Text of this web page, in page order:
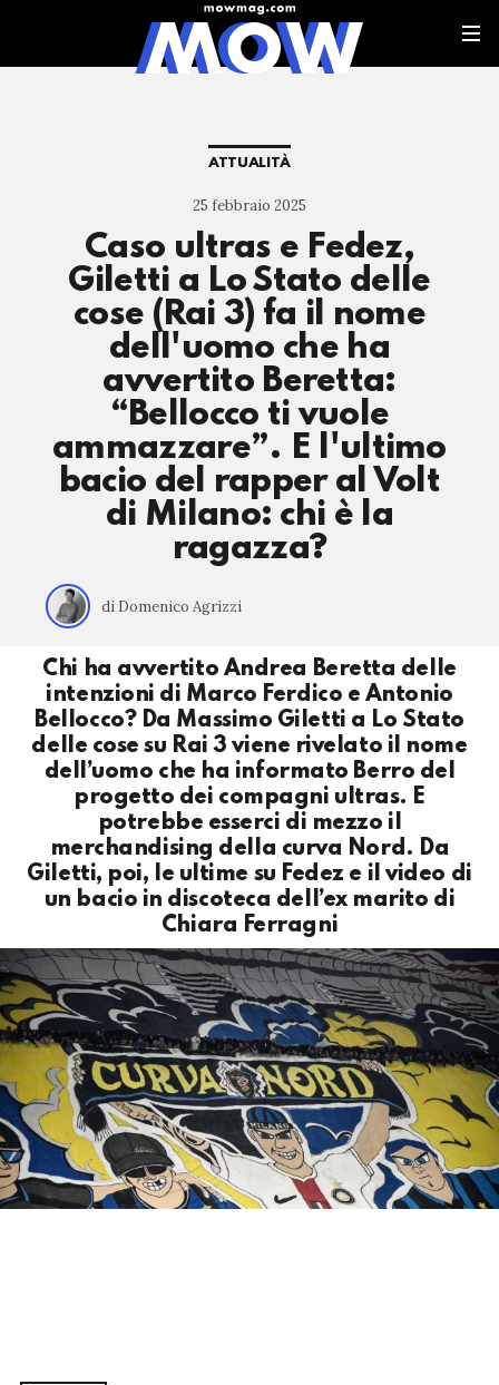
ATTUALITÀ
25 febbraio 2025
Caso ultras e Fedez,
Giletti a Lo Stato delle
cose (Rai 3) fa il nome
dell'uomo che ha
avvertito Beretta:
“Bellocco ti vuole
ammazzare”. E l'ultimo
bacio del rapper al Volt
di Milano: chi è la
ragazza?
di Domenico Agrizzi
Chi ha avvertito Andrea Beretta delle
intenzioni di Marco Ferdico e Antonio
Bellocco? Da Massimo Giletti a Lo Stato
delle cose su Rai 3 viene rivelato il nome
dell’uomo che ha informato Berro del
progetto dei compagni ultras. E
potrebbe esserci di mezzo il
merchandising della curva Nord. Da
Giletti, poi, le ultime su Fedez e il video di
un bacio in discoteca dell’ex marito di
Chiara Ferragni